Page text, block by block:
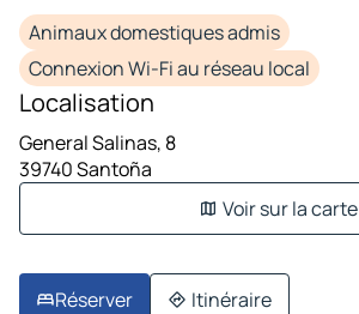
Animaux domestiques admis
Connexion Wi-Fi au réseau local
Localisation
General Salinas, 8
39740 Santoña
Voir sur la carte
Réserver Itinéraire